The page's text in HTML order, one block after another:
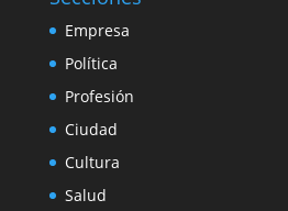
Empresa
Política
Profesión
Ciudad
Cultura
Salud